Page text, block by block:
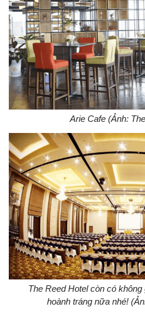
Arie Cafe (Ảnh:
The Reed Hotel còn có
hoành tráng nữa nhé!